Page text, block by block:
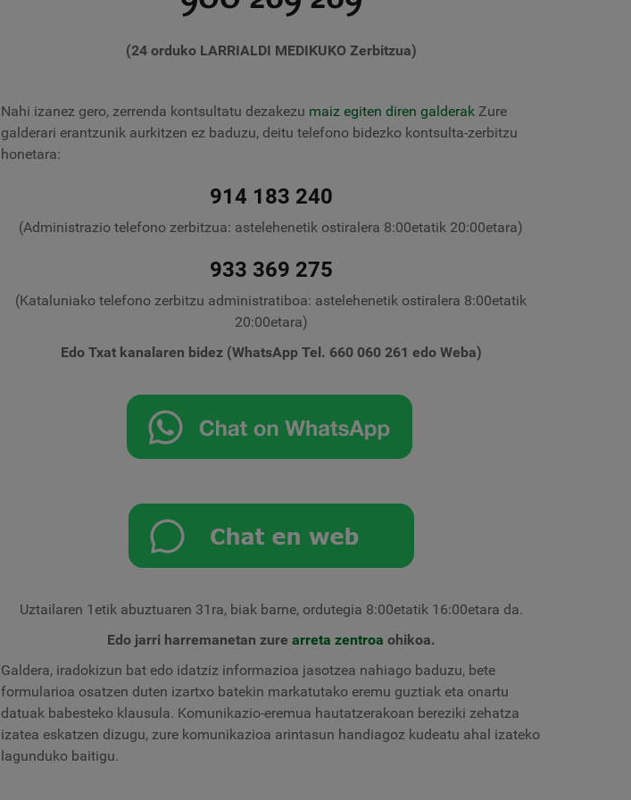
(24 orduko LARRIALDI MEDIKUKO Zerbitzua)
Nahi izanez gero, zerrenda kontsultatu dezakezu maiz egiten diren galderak Zure
galderari erantzunik aurkitzen ez baduzu, deitu telefono bidezko kontsulta-zerbitzu
honetara:
914 183 240
(Administrazio telefono zerbitzua: astelehenetik ostiralera 8:00etatik 20:00etara)
933 369 275
(Kataluniako telefono zerbitzu administratiboa: astelehenetik ostiralera 8:00etatik
20:00etara)
Edo Txat kanalaren bidez (WhatsApp Tel. 660 060 261 edo Weba)
Uztailaren 1etik abuztuaren 31ra, biak barne, ordutegia 8:00etatik 16:00etara da.
Edo jarri harremanetan zure arreta zentroa ohikoa.
Galdera, iradokizun bat edo idatziz informazioa jasotzea nahiago baduzu, bete
formularioa osatzen duten izartxo batekin markatutako eremu guztiak eta onartu
datuak babesteko klausula. Komunikazio-eremua hautatzerakoan bereziki zehatza
izatea eskatzen dizugu, zure komunikazioa arintasun handiagoz kudeatu ahal izateko
lagunduko baitigu.